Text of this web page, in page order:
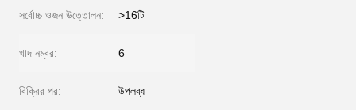
সর্বোচ্চ ওজন উত্তোলন: >16টি
খাদ নম্বর: 6
বিক্রির পর: উপলব্ধ